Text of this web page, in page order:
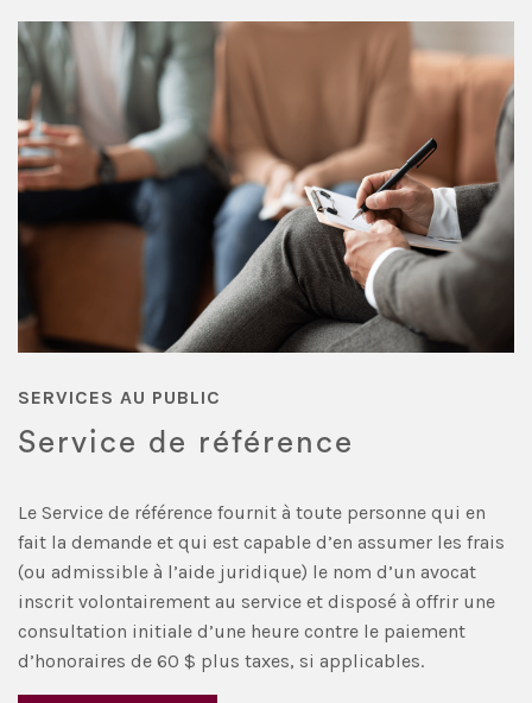
SERVICES AU PUBLIC
Service de référence
Le Service de référence fournit à toute personne qui en
fait la demande et qui est capable d’en assumer les frais
(ou admissible à l’aide juridique) le nom d’un avocat
inscrit volontairement au service et disposé à offrir une
consultation initiale d’une heure contre le paiement
d’honoraires de 60 $ plus taxes, si applicables.